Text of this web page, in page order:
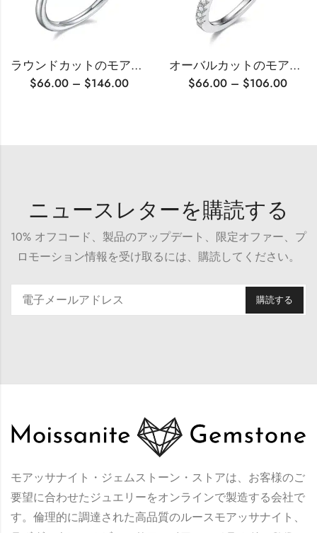
ラウンドカットのモアッサナイトソリティアエンゲージリング
$66.00 – $146.00
オーバルカットのモアッサナイト婚約指輪
$66.00 – $106.00
ニュースレターを購読する
10% オフコード、製品のアップデート、限定オファー、プ
ロモーション情報を受け取るには、購読してください。
モアッサナイト・ジェムストーン・ストアは、お客様のご
要望に合わせたジュエリーをオンラインで製造する会社で
す。倫理的に調達された高品質のルースモアッサナイト、